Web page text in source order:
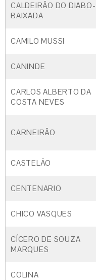
CALDEIRÃO DO DIABO-
BAIXADA
CAMILO MUSSI
CANINDE
CARLOS ALBERTO DA
COSTA NEVES
CARNEIRÃO
CASTELÃO
CENTENARIO
CHICO VASQUES
CÍCERO DE SOUZA
MARQUES
COLINA